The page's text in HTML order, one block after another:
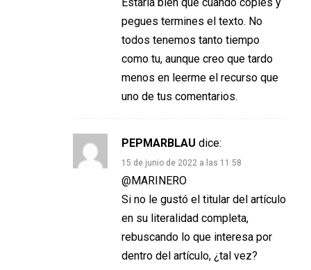
pegues termines el texto. No
todos tenemos tanto tiempo
como tu, aunque creo que tardo
menos en leerme el recurso que
uno de tus comentarios.
PEPMARBLAU dice:
15 de junio de 2022 a las 11:58
@MARINERO
Si no le gustó el titular del artículo
en su literalidad completa,
rebuscando lo que interesa por
dentro del artículo, ¿tal vez?